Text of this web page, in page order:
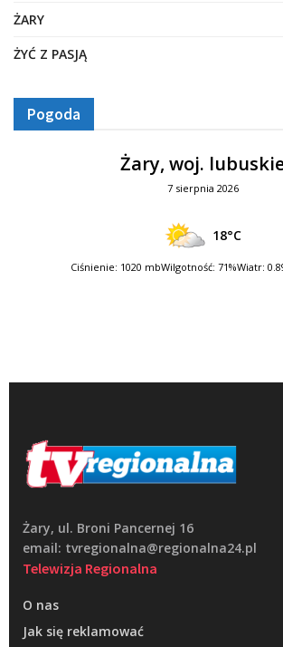
ŻARY
ŻYĆ Z PASJĄ
Pogoda
Żary, woj.
7 sierpnia 2026
18°C
Ciśnienie: 1020 mbWilgotność: 71%Wiatr:
Żary, ul. Broni Pancernej 16
email: tvregionalna@regionalna24.pl
Telewizja Regionalna
O nas
Jak się reklamować